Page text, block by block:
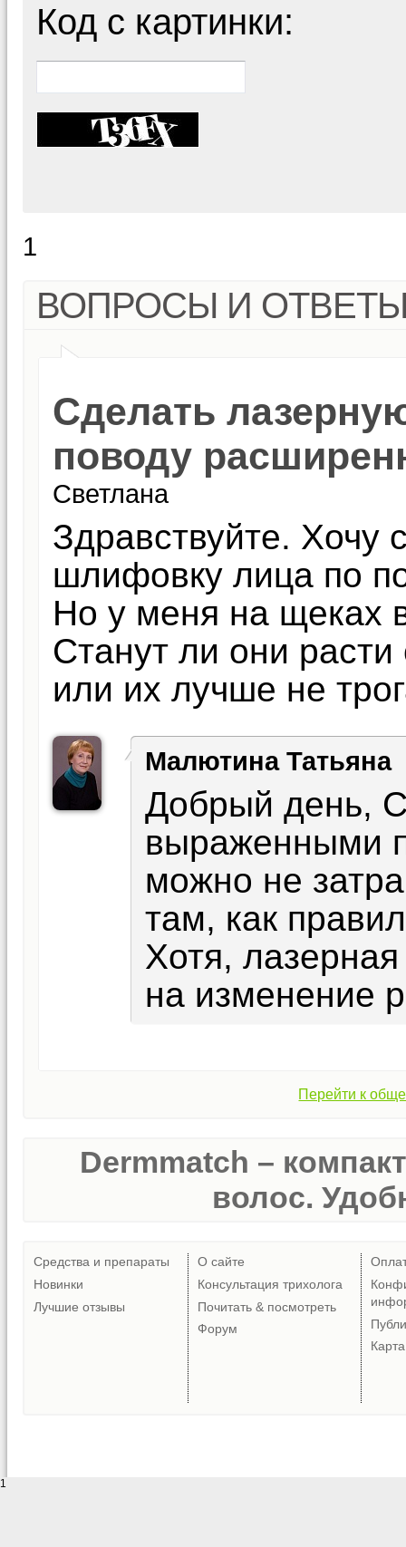
Код с картинки:
1
ВОПРОСЫ И
Сделать
поводу
Светлана
Здравствуйте. Хочу
шлифовку лица по
Но у меня на щеках
Станут ли они
или их лучше не
Малютина Татьяна
Добрый день,
выраженными
можно не
там, как
Хотя,
на изменение
Перейти к
Dermmatch –
волос.
Средства и препараты
Новинки
Лучшие отзывы
О сайте
Консультация трихолога
Почитать & посмотреть
Форум
1